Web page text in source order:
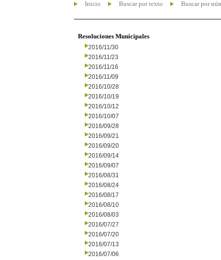
Inicio Buscar por texto Buscar por
Resoluciones Municipales
2016/11/30
2016/11/23
2016/11/16
2016/11/09
2016/10/28
2016/10/19
2016/10/12
2016/10/07
2016/09/28
2016/09/21
2016/09/20
2016/09/14
2016/09/07
2016/08/31
2016/08/24
2016/08/17
2016/08/10
2016/08/03
2016/07/27
2016/07/20
2016/07/13
2016/07/06